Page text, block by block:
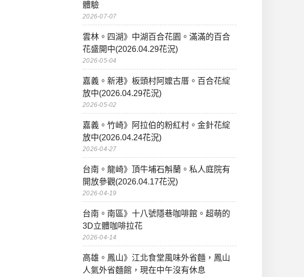
體驗
2026-07-07
雲林。四湖》中湖百合花園。滿滿的百合
花盛開中(2026.04.29花況)
2026-05-04
嘉義。新港》板頭村阿嬤古厝。百合花綻
放中(2026.04.29花況)
2026-05-02
嘉義。竹崎》阿拉伯的粉紅村。金針花綻
放中(2026.04.24花況)
2026-04-27
台南。龍崎》頂牛埔石斛蘭。私人庭院有
開放參觀(2026.04.17花況)
2026-04-19
台南。南區》十八號隱巷咖啡館。超萌的
3D立體咖啡拉花
2026-04-14
高雄。鳳山》江北食堂風味外省麵，鳳山
人氣外省麵館，現在中午沒有休息